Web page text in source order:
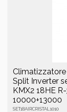
Split Inverter
KMX2 18HE
10000+13000
SET18AIRCRISTAL1010